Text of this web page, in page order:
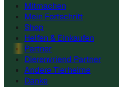
Mitmachen
Mein Fortschritt
Shop
Helfen & Einkaufen
Partner
Dierenvriend Partner
Andere Tierheime
Danke